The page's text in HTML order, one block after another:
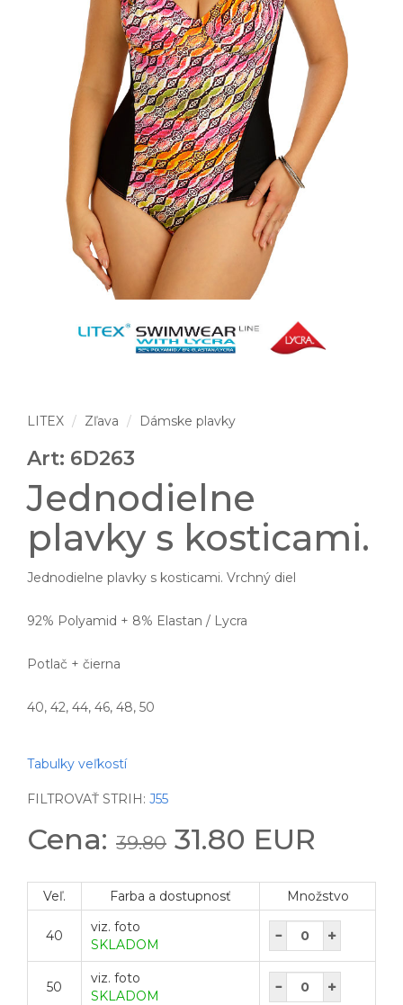
LITEX Zľava Dámske plavky
Art: 6D263
Jednodielne
plavky s kosticami.
Jednodielne plavky s kosticami. Vrchný diel
92% Polyamid + 8% Elastan / Lycra
Potlač + čierna
40, 42, 44, 46, 48, 50
Tabulky veľkostí
FILTROVAŤ STRIH: J55
Cena: 39.80 31.80 EUR
Veľ. Farba a dostupnosť Množstvo
40
viz. foto
SKLADOM
50
viz. foto
SKLADOM